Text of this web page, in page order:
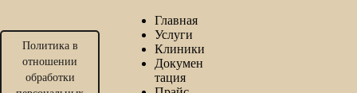
Политика в
отношении
обработки
Главная
Услуги
Клиники
Докумен
тация